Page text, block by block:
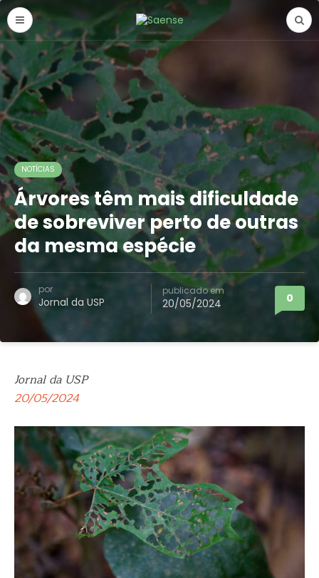
NOTÍCIAS
Árvores têm mais dificuldade
de sobreviver perto de outras
da mesma espécie
por
Jornal da USP
publicado em
20/05/2024 0
Jornal da USP
20/05/2024